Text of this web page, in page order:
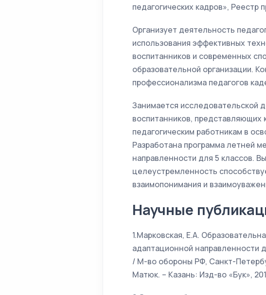
педагогических кадров», Реестр
Организует деятельность
использования эффективных
воспитанников и современных
образовательной организации.
профессионализма педагогов
Занимается исследовательской
воспитанников,
педагогическим работникам в
Разработана программа летней
направленности для 5 классов.
целеустремленность
взаимопонимания и
Научные
1.Марковская, Е.А.
адаптационной направленности
/ М-во обороны РФ, Санкт-
Матюк. – Казань: Изд-во «Бук»,